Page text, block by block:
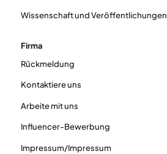
Wissenschaft und Veröffentlichungen
Firma
Rückmeldung
Kontaktiere uns
Arbeite mit uns
Influencer-Bewerbung
Impressum/Impressum